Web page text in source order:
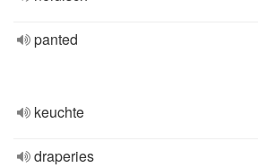
panted
keuchte
draperies